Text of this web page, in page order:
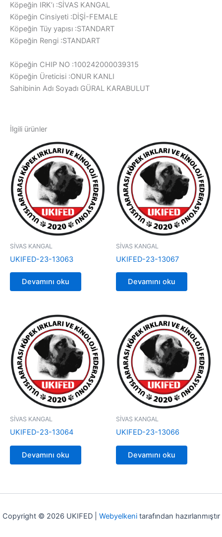
Köpeğin IRK’ı :SİVAS KANGAL
Köpeğin Cinsiyeti :DİŞİ-FEMALE
Köpeğin Tüy yapısı :STANDART
Köpeğin Rengi :STANDART
Köpeğin CHIP NO :100242000039315
Köpeğin Üreticisi :ONUR KANLI
Sahibinin Adı Soyadı GÜRAL KARABULUT
İlgili ürünler
SİVAS KANGAL
UKIFED-23-13063
Devamını oku
SİVAS KANGAL
UKIFED-23-13067
Devamını oku
SİVAS KANGAL
UKIFED-23-13064
Devamını oku
SİVAS KANGAL
UKIFED-23-13066
Devamını oku
Copyright © 2026 UKIFED | Webyelkenitarafından hazırlanmıştır